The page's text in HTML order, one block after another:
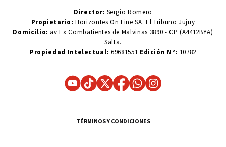
Director: Sergio Romero
Propietario:Horizontes On Line SA. El Tribuno Jujuy
Domicilio: av Ex Combatientes de Malvinas 3890 - CP (A4412BYA)
Salta.
Propiedad Intelectual: 69681551 Edición N°: 10782
TÉRMINOS Y CONDICIONES